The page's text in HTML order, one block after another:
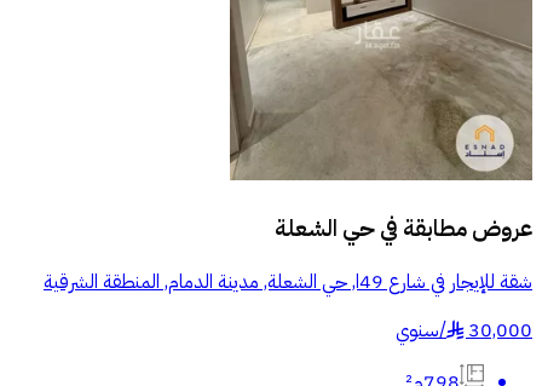
عروض مطابقة فيحي الشعلة
شقة للإيجار في شارع 49ا, حي الشعلة, مدينة الدمام, المنطقة الشرقية
30,000
§
/سنوي